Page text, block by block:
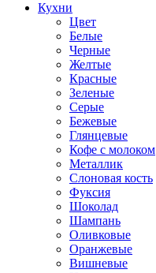
Кухни
Цвет
Белые
Черные
Желтые
Красные
Зеленые
Серые
Бежевые
Глянцевые
Кофе с молоком
Металлик
Слоновая кость
Фуксия
Шоколад
Шампань
Оливковые
Оранжевые
Вишневые